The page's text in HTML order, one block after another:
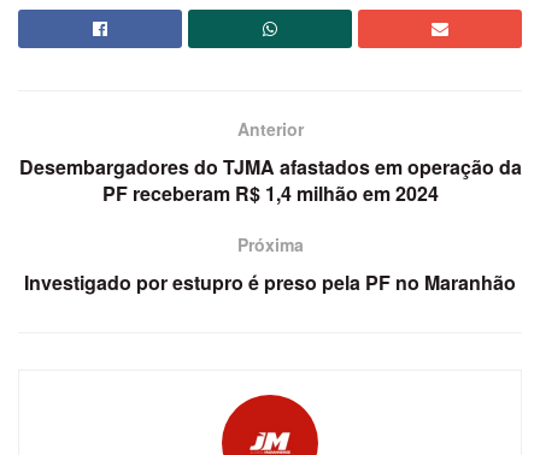
Anterior
Desembargadores do TJMA afastados em operação da
PF receberam R$ 1,4 milhão em 2024
Próxima
Investigado por estupro é preso pela PF no Maranhão